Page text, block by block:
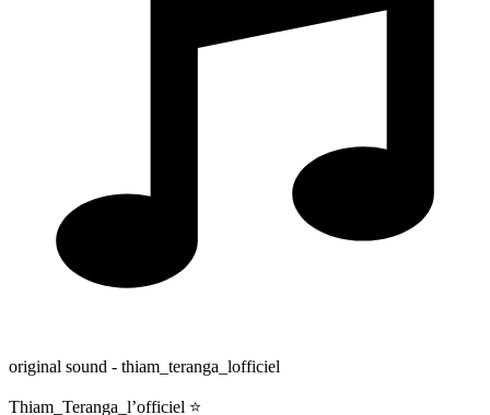
original sound - thiam_teranga_lofficiel
Thiam_Teranga_l’officiel ⭐️